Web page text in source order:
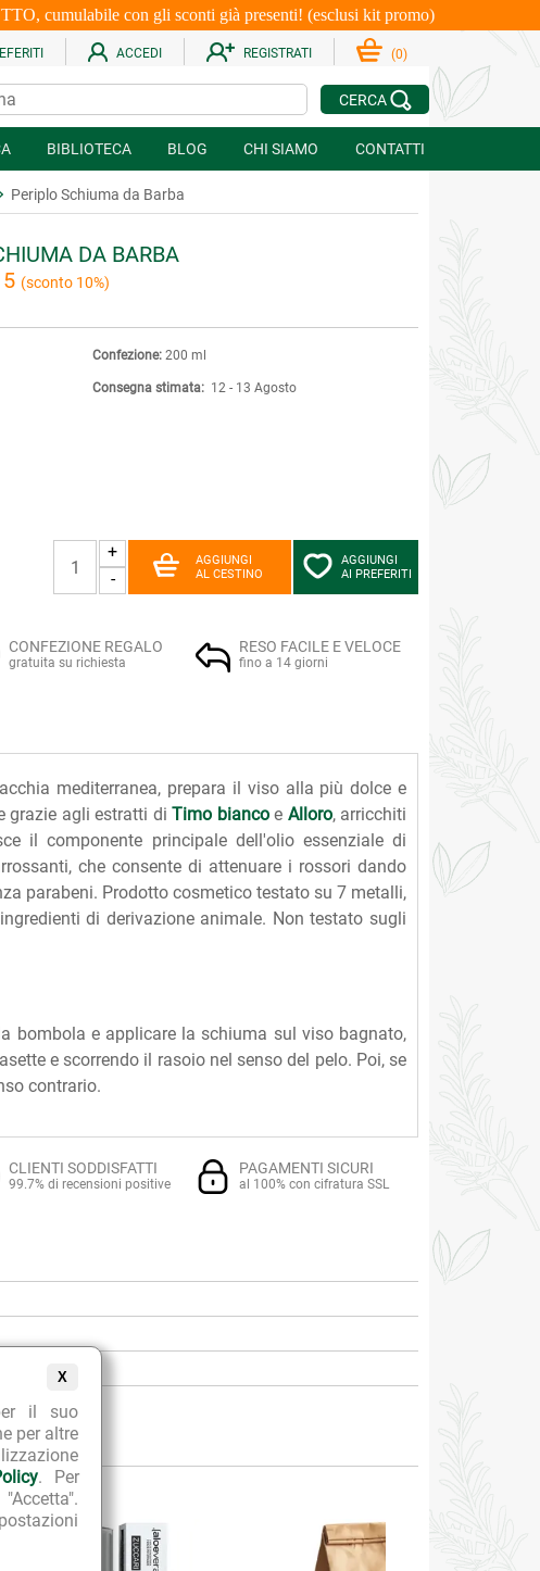
X
il suo
per altre
. Per
cumulabile con gli sconti già presenti! (esclusi kit promo)
ACCEDI REGISTRATI (0)
CERCA
BIBLIOTECA BLOG CHI SIAMO CONTATTI
Periplo Schiuma da Barba
DA BARBA
(sconto 10%)
Confezione: 200 ml
Consegna stimata: 12 - 13 Agosto
+
-
AGGIUNGI
AL CESTINO
AGGIUNGI
AI PREFERITI
CONFEZIONE REGALO
gratuita su richiesta
RESO FACILE E VELOCE
fino a 14 giorni
mediterranea, prepara il viso alla più dolce e
grazie agli estratti diTimo biancoe Alloro, arricchiti
il componente principale dell'olio essenziale di
che consente di attenuare i rossori dando
parabeni. Prodotto cosmetico testato su 7 metalli,
di derivazione animale. Non testato sugli
bombola e applicare la schiuma sul viso bagnato,
e scorrendo il rasoio nel senso del pelo. Poi, se
contrario.
CLIENTI SODDISFATTI
99.7% di recensioni positive
PAGAMENTI SICURI
al 100% con cifratura SSL